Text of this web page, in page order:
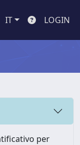
IT LOGIN
per